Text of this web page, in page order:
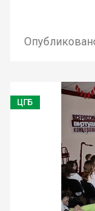
ЦГБ